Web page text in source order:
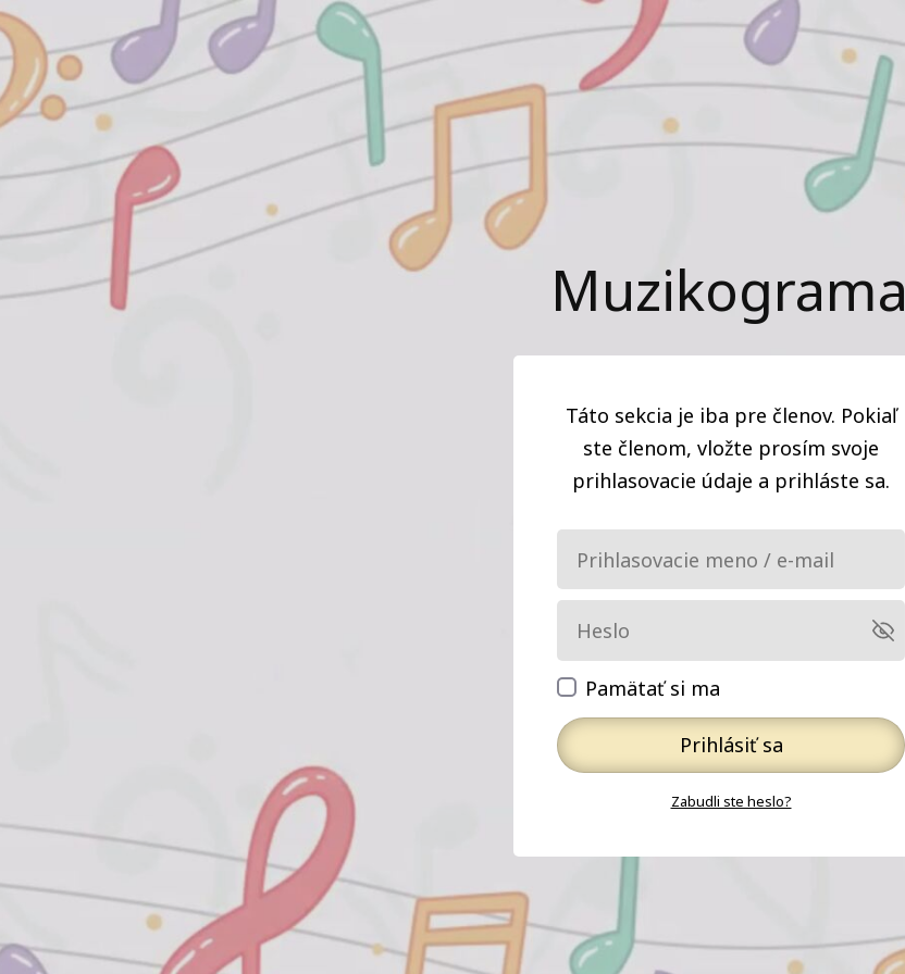
Muzikograma
Táto sekcia je iba pre členov. Pokiaľ
ste členom, vložte prosím svoje
prihlasovacie údaje a prihláste sa.
Pamätať si ma
Prihlásiť sa
Zabudli ste heslo?